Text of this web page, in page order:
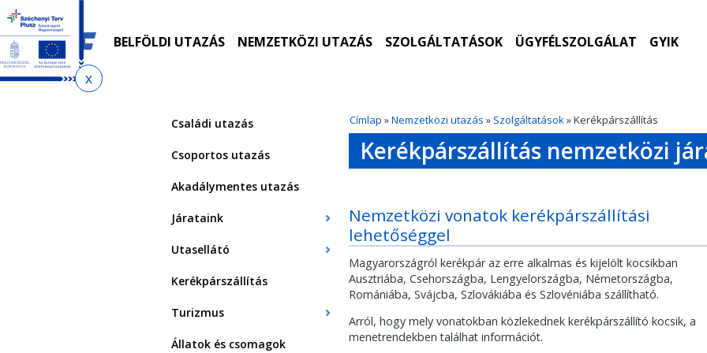
Ugrás
menetrendkeresőhöz
Ugrás
az
almenühöz
Ugrás
tartalomra
Ugrás
az
oldaltérképre
BELFÖLDI UTAZÁS NEMZETKÖZI UTAZÁS SZOLGÁLTATÁSOK ÜGYFÉLSZOLGÁLAT GYIK
Címlap »Nemzetközi utazás » Szolgáltatások» Kerékpárszállítás
Családi utazás
Csoportos utazás
Akadálymentes utazás
Járataink
Utasellátó
Kerékpárszállítás
Turizmus
Állatok és csomagok
Kerékpárszállítás nemzetközi
Nemzetközi vonatok kerékpárszállítási
lehetőséggel
Magyarországról kerékpár az erre alkalmas és kijelölt kocsikban
Ausztriába, Csehországba, Lengyelországba, Németországba,
Romániába, Svájcba, Szlovákiába és Szlovéniába szállítható.
Arról, hogy mely vonatokban közlekednek kerékpárszállító kocsik, a
menetrendekben találhat információt.